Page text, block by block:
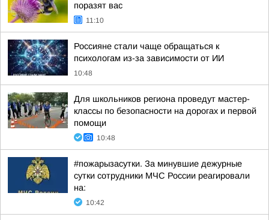
поразят вас
11:10
Россияне стали чаще обращаться к
психологам из-за зависимости от ИИ
10:48
Для школьников региона проведут мастер-
классы по безопасности на дорогах и первой
помощи
10:48
#пожарызасутки. За минувшие дежурные
сутки сотрудники МЧС России реагировали
на:
10:42